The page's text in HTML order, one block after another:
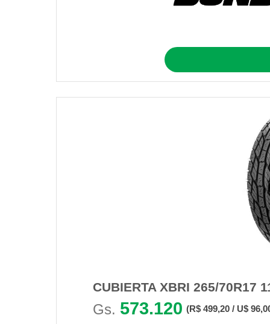
CUBIERTA XBRI 265/70R17
Gs. 573.120 (R$ 499,20 / U$